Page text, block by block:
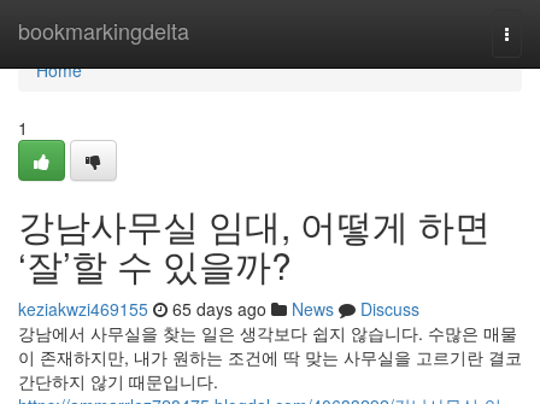
bookmarkingdelta
Home
Home
1
강남사무실 임대, 어떻게 하면
‘잘’할 수 있을까?
keziakwzi469155 65 days ago News
Discuss
강남에서 사무실을 찾는 일은 생각보다 쉽지 않습니다. 수많은 매물
이 존재하지만, 내가 원하는 조건에 딱 맞는 사무실을 고르기란 결코
간단하지 않기 때문입니다.